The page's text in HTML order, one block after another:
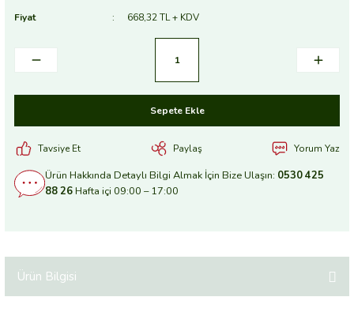
Fiyat
668,32 TL + KDV
Sepete Ekle
Tavsiye Et Paylaş Yorum Yaz
Ürün Hakkında Detaylı Bilgi Almak İçin Bize Ulaşın: 0530 425
88 26Hafta içi 09:00 – 17:00
Ürün Bilgisi